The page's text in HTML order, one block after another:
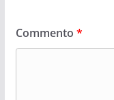
Commento *